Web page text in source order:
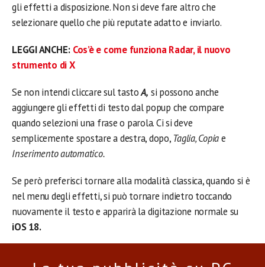
gli effetti a disposizione. Non si deve fare altro che
selezionare quello che più reputate adatto e inviarlo.
LEGGI ANCHE: Cos’è e come funziona Radar, il nuovo
strumento di X
Se non intendi cliccare sul tastoA, si possono anche
aggiungere gli effetti di testo dal popup che compare
quando selezioni una frase o parola. Ci si deve
semplicemente spostare a destra, dopo, Taglia, Copiae
Inserimento automatico.
Se però preferisci tornare alla modalità classica, quando si è
nel menu degli effetti, si può tornare indietro toccando
nuovamente il testo e apparirà la digitazione normale su
iOS 18.